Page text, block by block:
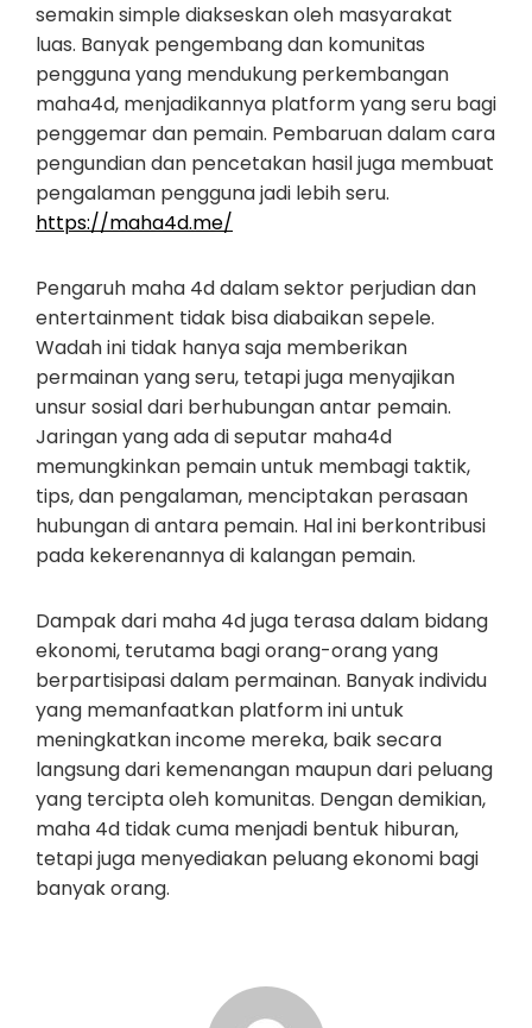
semakin simple diakseskan oleh masyarakat
luas. Banyak pengembang dan komunitas
pengguna yang mendukung perkembangan
maha4d, menjadikannya platform yang seru bagi
penggemar dan pemain. Pembaruan dalam cara
pengundian dan pencetakan hasil juga membuat
pengalaman pengguna jadi lebih seru.
https://maha4d.me/
Pengaruh maha 4d dalam sektor perjudian dan
entertainment tidak bisa diabaikan sepele.
Wadah ini tidak hanya saja memberikan
permainan yang seru, tetapi juga menyajikan
unsur sosial dari berhubungan antar pemain.
Jaringan yang ada di seputar maha4d
memungkinkan pemain untuk membagi taktik,
tips, dan pengalaman, menciptakan perasaan
hubungan di antara pemain. Hal ini berkontribusi
pada kekerenannya di kalangan pemain.
Dampak dari maha 4d juga terasa dalam bidang
ekonomi, terutama bagi orang-orang yang
berpartisipasi dalam permainan. Banyak individu
yang memanfaatkan platform ini untuk
meningkatkan income mereka, baik secara
langsung dari kemenangan maupun dari peluang
yang tercipta oleh komunitas. Dengan demikian,
maha 4d tidak cuma menjadi bentuk hiburan,
tetapi juga menyediakan peluang ekonomi bagi
banyak orang.